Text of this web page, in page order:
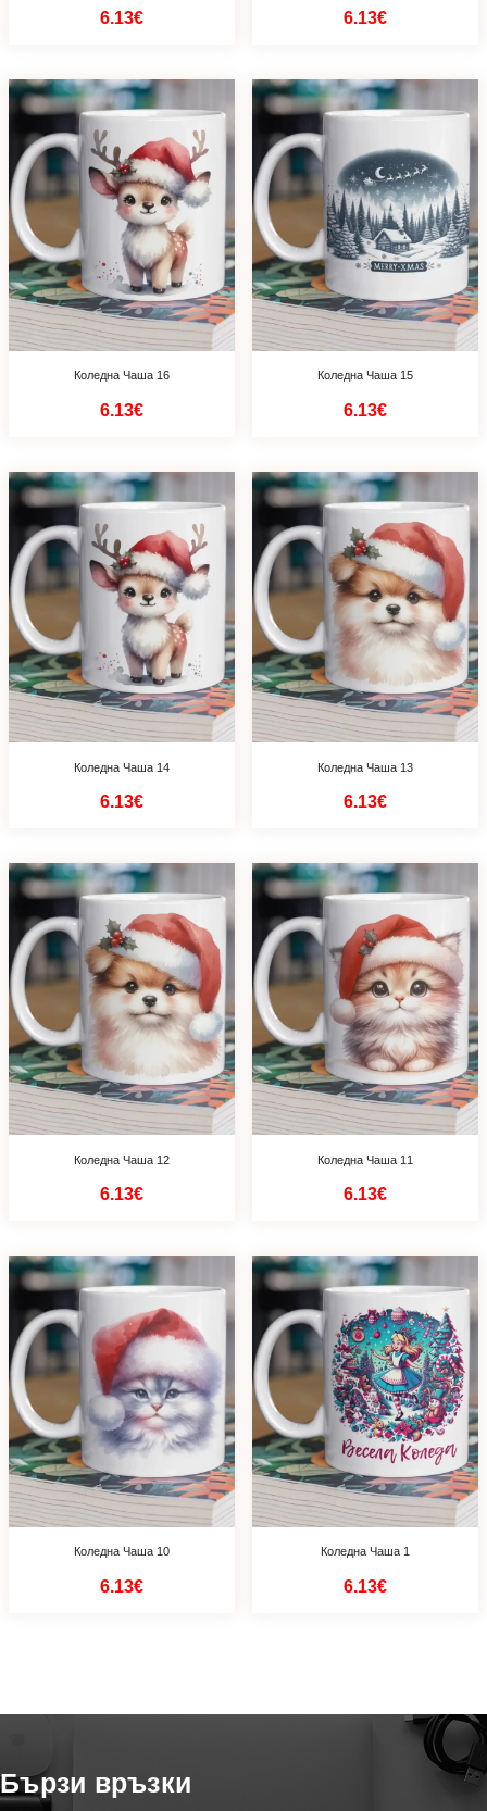
6.13€ 6.13€
Коледна Чаша 16
6.13€
Коледна Чаша 15
6.13€
Коледна Чаша 14
6.13€
Коледна Чаша 13
6.13€
Коледна Чаша 12
6.13€
Коледна Чаша 11
6.13€
Коледна Чаша 10
6.13€
Коледна Чаша 1
6.13€
Бързи връзки